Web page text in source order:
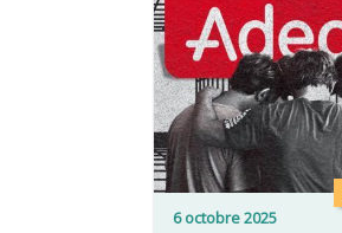
6 octobre 2025
LIRE PLUS